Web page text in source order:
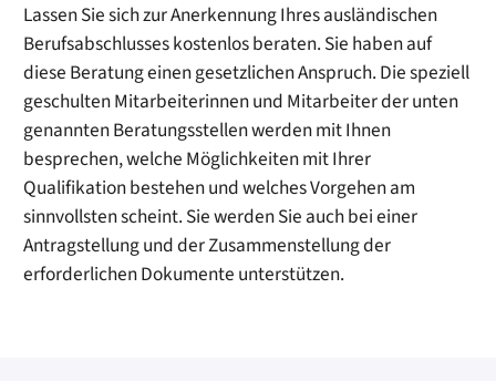
Lassen Sie sich zur Anerkennung Ihres ausländischen
Berufsabschlusses kostenlos beraten. Sie haben auf
diese Beratung einen gesetzlichen Anspruch. Die speziell
geschulten Mitarbeiterinnen und Mitarbeiter der unten
genannten Beratungsstellen werden mit Ihnen
besprechen, welche Möglichkeiten mit Ihrer
Qualifikation bestehen und welches Vorgehen am
sinnvollsten scheint. Sie werden Sie auch bei einer
Antragstellung und der Zusammenstellung der
erforderlichen Dokumente unterstützen.